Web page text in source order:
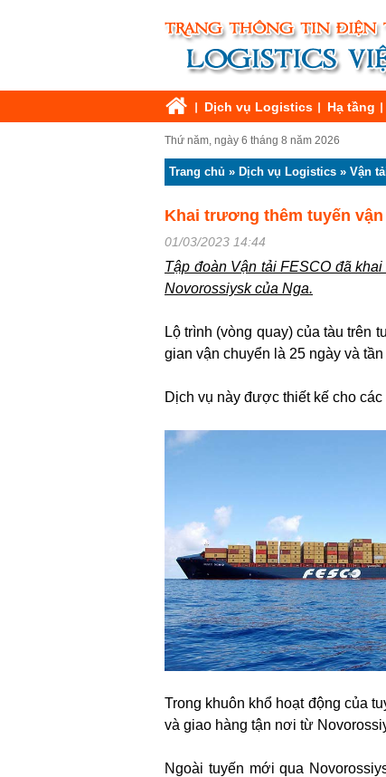
Dịch vụ Logistics Hạ tầng
Thứ năm, ngày 6 tháng 8 năm 2026
Trang chủ » Dịch vụ Logistics » Vận
Khai trương thêm tuyến
01/03/2023 14:44
Tập đoàn Vận tải FESCO đã
Novorossiysk của Nga.
Lộ trình (vòng quay) của tàu trên
gian vận chuyển là 25 ngày và
Dịch vụ này được thiết kế cho
Trong khuôn khổ hoạt động của
và giao hàng tận nơi từ
Ngoài tuyến mới qua